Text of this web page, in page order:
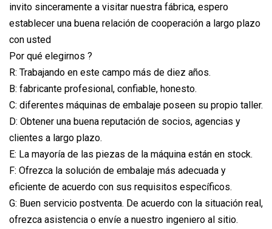
invito sinceramente a visitar nuestra fábrica, espero
establecer una buena relación de cooperación a largo plazo
con usted
Por qué elegirnos ?
R: Trabajando en este campo más de diez años.
B: fabricante profesional, confiable, honesto.
C: diferentes máquinas de embalaje poseen su propio taller.
D: Obtener una buena reputación de socios, agencias y
clientes a largo plazo.
E: La mayoría de las piezas de la máquina están en stock.
F: Ofrezca la solución de embalaje más adecuada y
eficiente de acuerdo con sus requisitos específicos.
G: Buen servicio postventa. De acuerdo con la situación real,
ofrezca asistencia o envíe a nuestro ingeniero al sitio.